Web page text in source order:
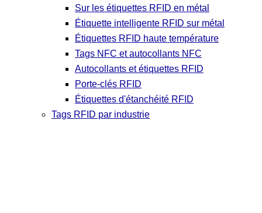
Sur les étiquettes RFID en métal
Étiquette intelligente RFID sur métal
Étiquettes RFID haute température
Tags NFC et autocollants NFC
Autocollants et étiquettes RFID
Porte-clés RFID
Étiquettes d'étanchéité RFID
Tags RFID par industrie